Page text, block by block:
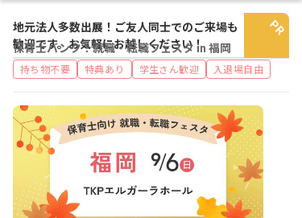
保育士バンク！就職・転職フェスタ in 福岡
地元法人多数出展！ご友人同士でのご来場も
歓迎です。お気軽にお越しください！
持ち物不要 特典あり 学生さん歓迎 入退場自由